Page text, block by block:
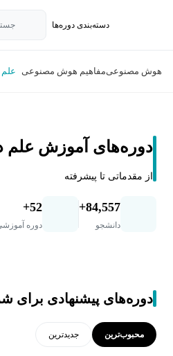
دسته‌بندی‌ دوره‌ها
هوش مصنوعیمفاهیم هوش مصنوعی علم
دوره‌های آموزش علم
از مقدماتی تا پیشرفته
84,557+
دانشجو
52+
دوره
دوره‌های پیشنهادی برای
محبوب‌ترین جدید‌ترین